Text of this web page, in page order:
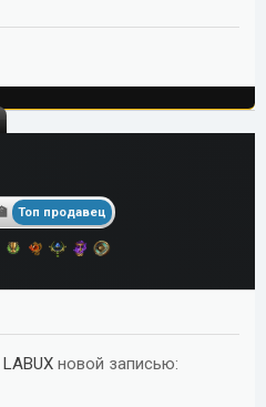
Топ продавец
LABUX новой записью: